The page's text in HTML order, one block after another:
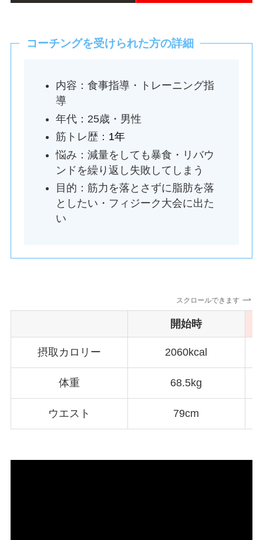
コーチングを受けられた方の詳細
内容：食事指導・トレーニング指
導
年代：25歳・男性
筋トレ歴： 1年
悩み：減量をしても暴食・リバウ
ンドを繰り返し失敗してしまう
目的：筋力を落とさずに脂肪を落
としたい・フィジーク大会に出た
い
スクロールできます
開始時
摂取カロリー 2060kcal
体重 68.5kg
ウエスト 79cm